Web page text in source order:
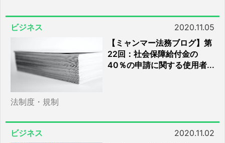
ビジネス
2020.11.05
【ミャンマー法務ブログ】第
22回：社会保障給付金の
40％の申請に関する使用者...
法制度・規制
ビジネス
2020.11.02